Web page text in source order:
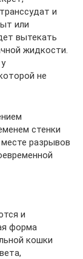
и
или
вытекать
жидкости.
не
стенки
разрывов
и
форма
кошки